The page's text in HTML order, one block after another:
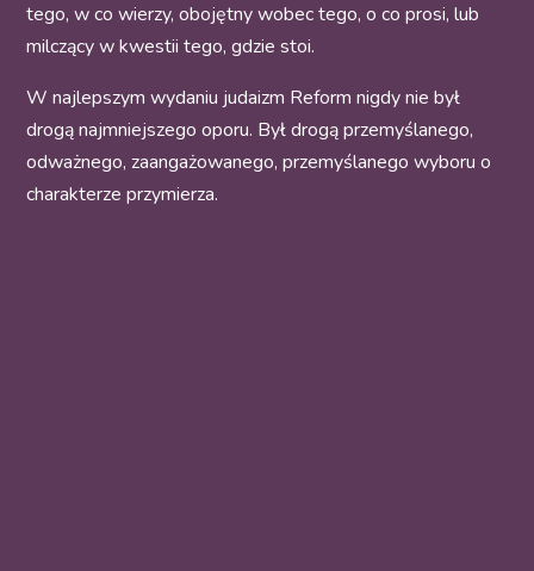
tego, w co wierzy, obojętny wobec tego, o co prosi, lub
milczący w kwestii tego, gdzie stoi.
W najlepszym wydaniu judaizm Reform nigdy nie był
drogą najmniejszego oporu. Był drogą przemyślanego,
odważnego, zaangażowanego, przemyślanego wyboru o
charakterze przymierza.